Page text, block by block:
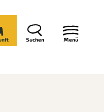
Menü
Suchen